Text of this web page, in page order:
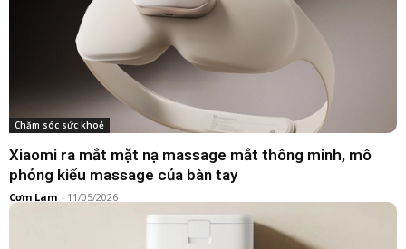
Chăm sóc sức khoẻ
Xiaomi ra mắt mặt nạ massage mắt thông minh, mô
phỏng kiểu massage của bàn tay
Cơm Lam - 11/05/2026